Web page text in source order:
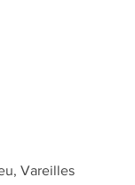
Vareilles